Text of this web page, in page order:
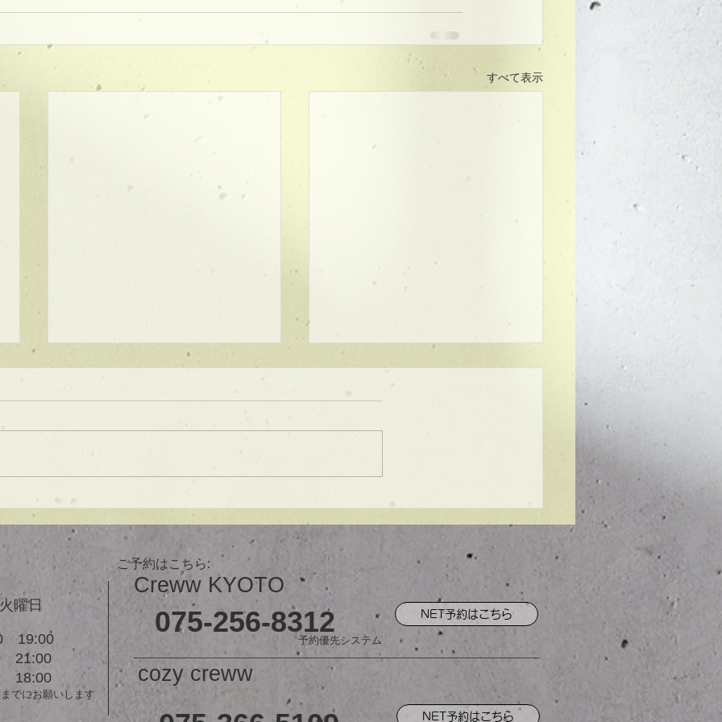
すべて表示
★ラインボブ【ぱつっとボ
で貴方だけのまとまるボブを提供
します！ ぜひ一度お試しくださ
較的ご予約に空きがあります。
メニューが決まらない方はご相談
クーポンをご活用下さいませ。...
【シンプル】メンズマッシ
ュ！
ご予約はこちら:
曜日
19:00
21:00
18:00
でにお願いします
予約優先システム
Creww KYOTO
075-256-8312 NET予約はこちら
cozy creww
NET予約はこちら